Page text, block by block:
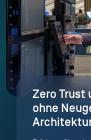
Zero Trust
ohne